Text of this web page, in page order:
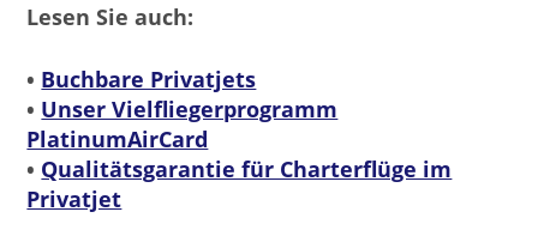
Lesen Sie auch:
• Buchbare Privatjets
• Unser Vielfliegerprogramm
PlatinumAirCard
• Qualitätsgarantie für Charterflüge im
Privatjet